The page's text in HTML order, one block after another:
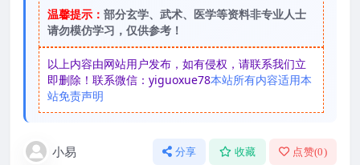
温馨提示： 部分玄学、武术、医学等资料非专业人士
请勿模仿学习，仅供参考！
以上内容由网站用户发布，如有侵权，请联系我们立
即删除！联系微信：yiguoxue78本站所有内容适用本
站免责声明
小易 分享 收藏 点赞(0)